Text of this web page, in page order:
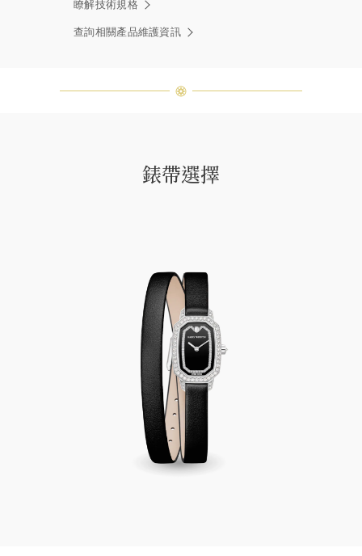
兩顆相同的鑽石。」 海瑞溫斯頓的每
一件高級珠寶作品也是如此：每個寶
石皆與眾不同而採用獨特鑲嵌方式，
瞭解技術規格
查詢相關產品維護資訊
錶帶選擇